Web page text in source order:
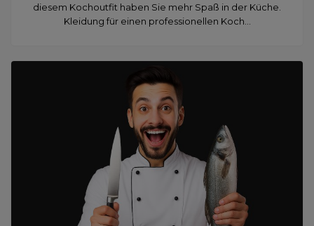
diesem Kochoutfit haben Sie mehr Spaß in der Küche.
Kleidung für einen professionellen Koch...